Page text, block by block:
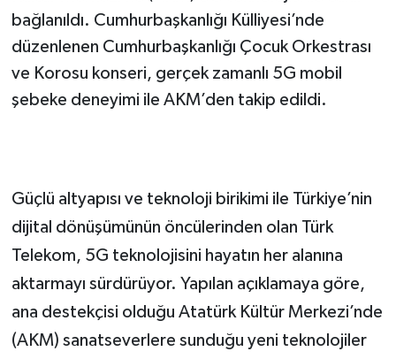
bağlanıldı. Cumhurbaşkanlığı Külliyesi’nde
düzenlenen Cumhurbaşkanlığı Çocuk Orkestrası
ve Korosu konseri, gerçek zamanlı 5G mobil
şebeke deneyimi ile AKM’den takip edildi.
Güçlü altyapısı ve teknoloji birikimi ile Türkiye’nin
dijital dönüşümünün öncülerinden olan Türk
Telekom, 5G teknolojisini hayatın her alanına
aktarmayı sürdürüyor. Yapılan açıklamaya göre,
ana destekçisi olduğu Atatürk Kültür Merkezi’nde
(AKM) sanatseverlere sunduğu yeni teknolojiler